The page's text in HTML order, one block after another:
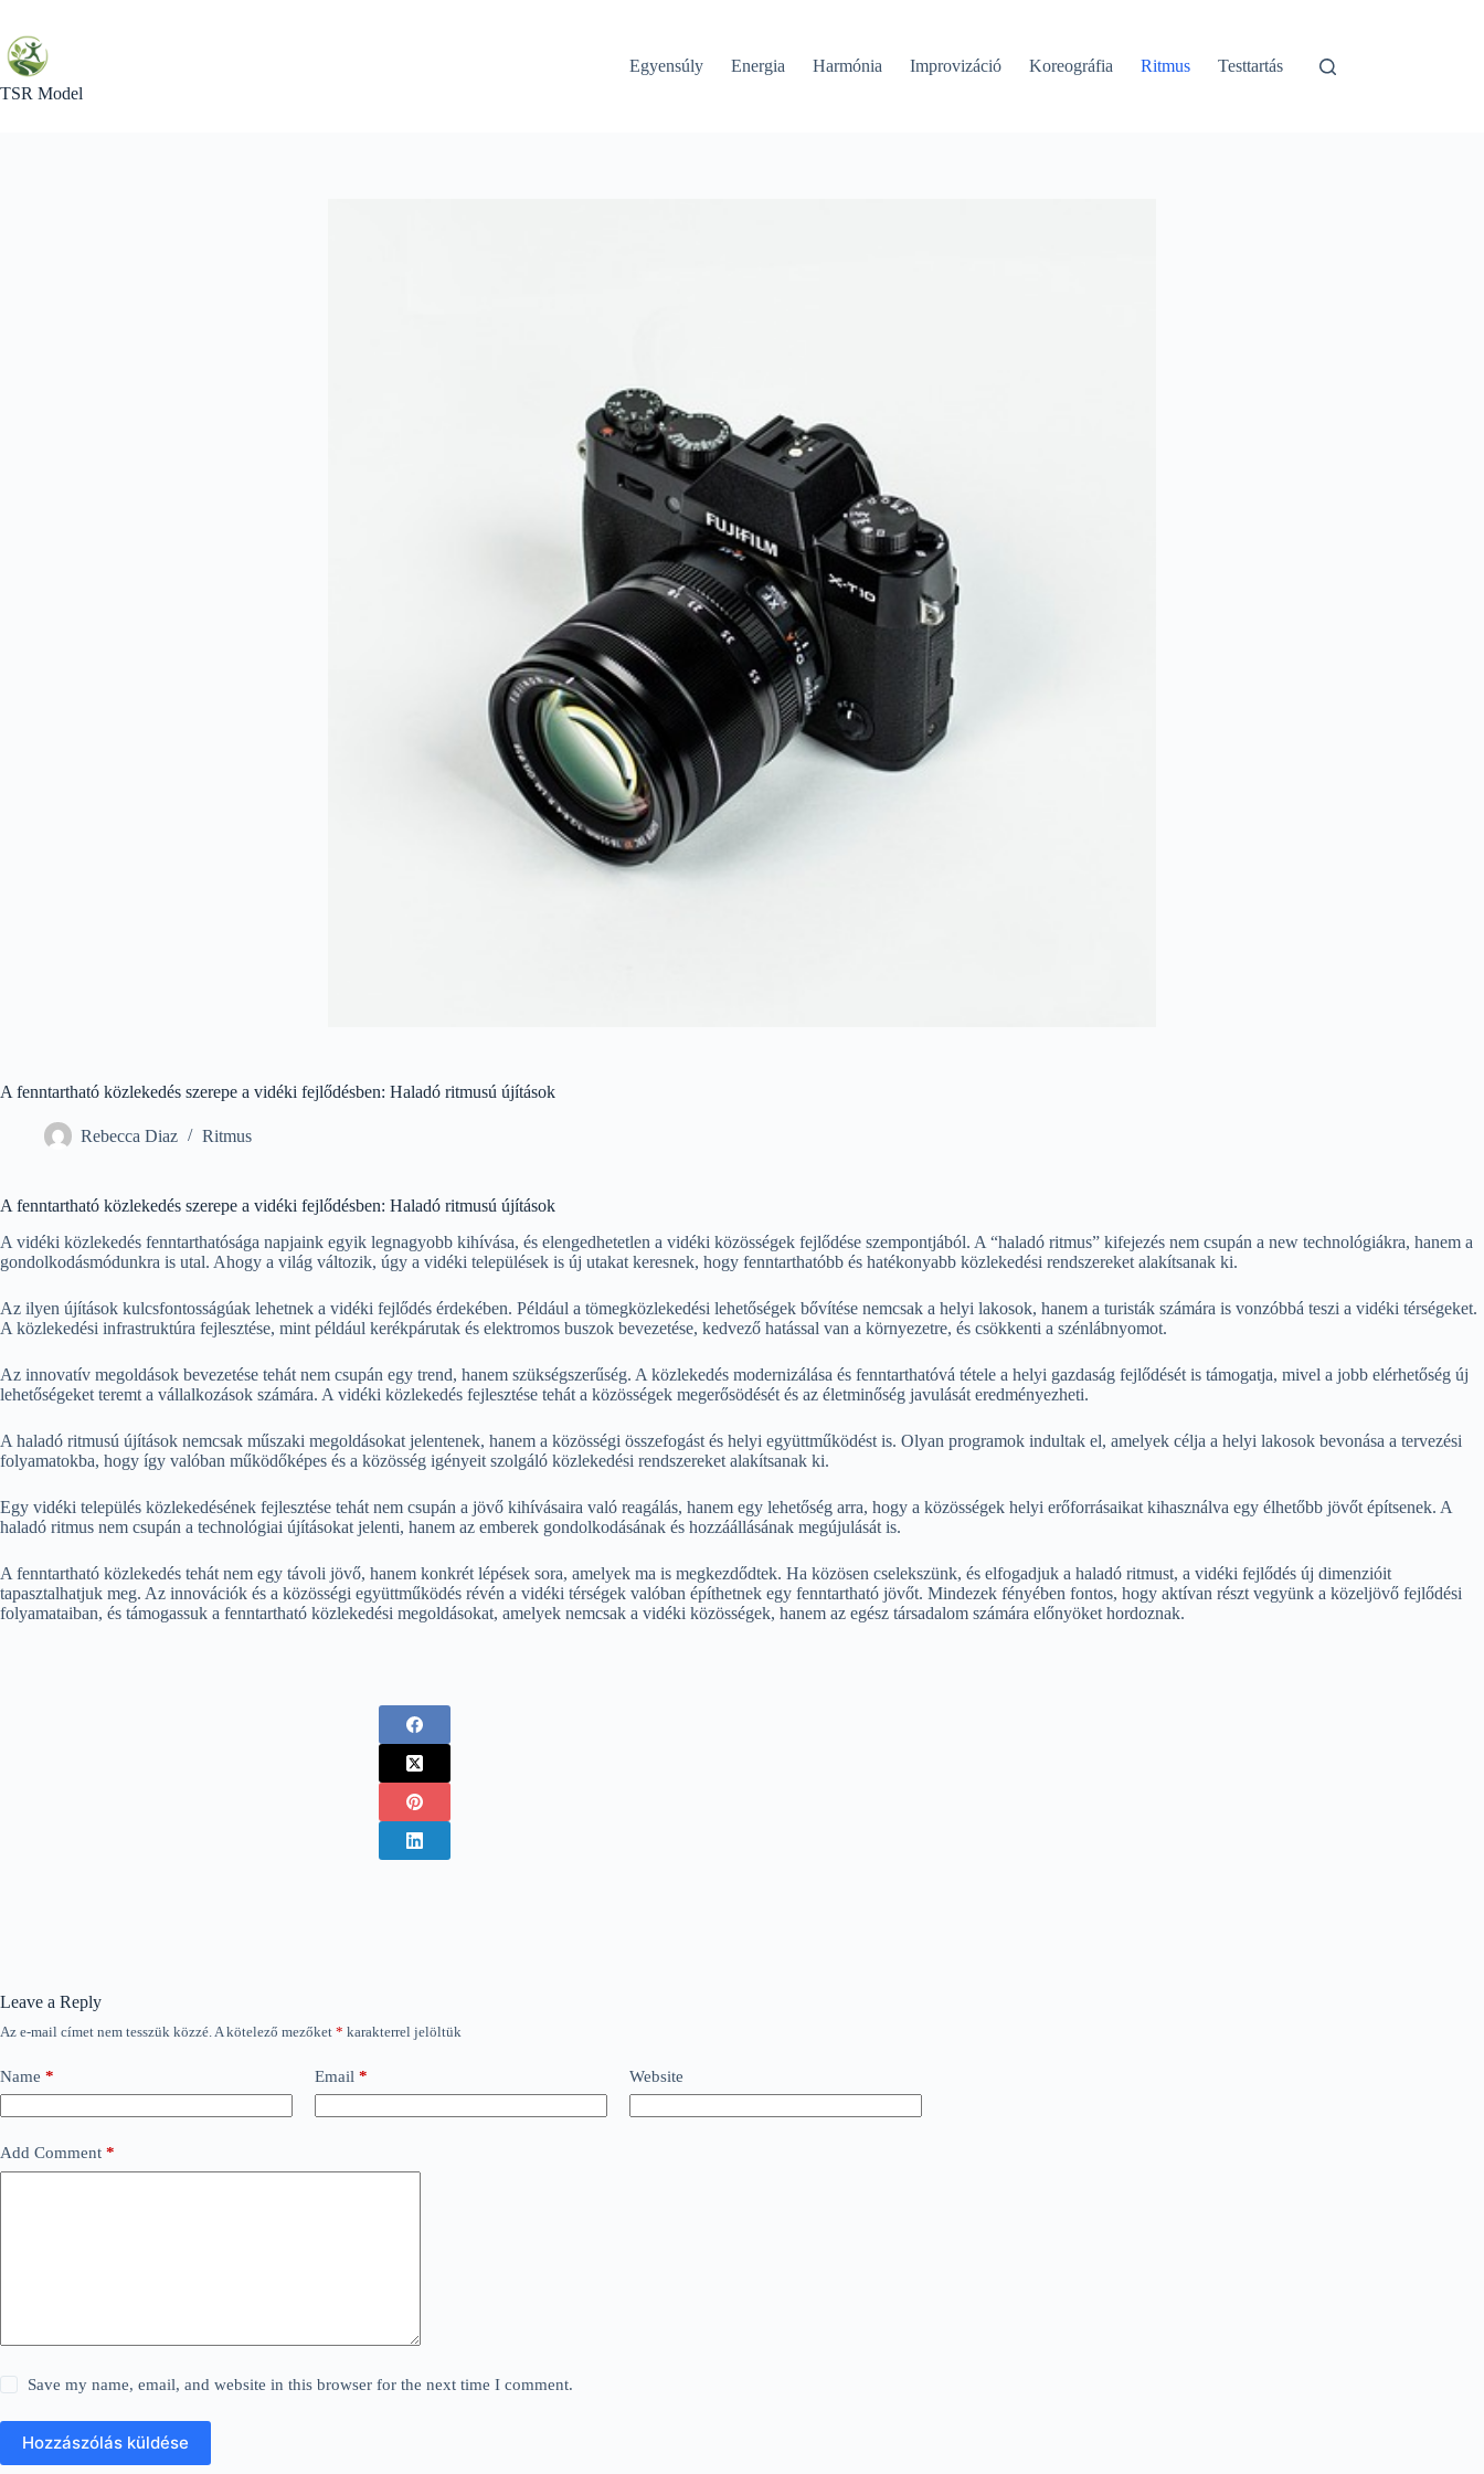
content
TSR Model
Egyensúly Energia Harmónia Improvizáció Koreográfia Ritmus Testtartás
A fenntartható közlekedés szerepe a vidéki fejlődésben: Haladó ritmusú újítások
Rebecca Diaz Ritmus
A fenntartható közlekedés szerepe a vidéki fejlődésben: Haladó ritmusú újítások
A vidéki közlekedés fenntarthatósága napjaink egyik legnagyobb kihívása, és elengedhetetlen a vidéki közösségek fejlődése szempontjából. A “haladó ritmus” kifejezés nem csupán a new technológiákra, hanem a
gondolkodásmódunkra is utal. Ahogy a világ változik, úgy a vidéki települések is új utakat keresnek, hogy fenntarthatóbb és hatékonyabb közlekedési rendszereket alakítsanak ki.
Az ilyen újítások kulcsfontosságúak lehetnek a vidéki fejlődés érdekében. Például a tömegközlekedési lehetőségek bővítése nemcsak a helyi lakosok, hanem a turisták számára is vonzóbbá teszi a vidéki térségeket.
A közlekedési infrastruktúra fejlesztése, mint például kerékpárutak és elektromos buszok bevezetése, kedvező hatással van a környezetre, és csökkenti a szénlábnyomot.
Az innovatív megoldások bevezetése tehát nem csupán egy trend, hanem szükségszerűség. A közlekedés modernizálása és fenntarthatóvá tétele a helyi gazdaság fejlődését is támogatja, mivel a jobb elérhetőség új
lehetőségeket teremt a vállalkozások számára. A vidéki közlekedés fejlesztése tehát a közösségek megerősödését és az életminőség javulását eredményezheti.
A haladó ritmusú újítások nemcsak műszaki megoldásokat jelentenek, hanem a közösségi összefogást és helyi együttműködést is. Olyan programok indultak el, amelyek célja a helyi lakosok bevonása a tervezési
folyamatokba, hogy így valóban működőképes és a közösség igényeit szolgáló közlekedési rendszereket alakítsanak ki.
Egy vidéki település közlekedésének fejlesztése tehát nem csupán a jövő kihívásaira való reagálás, hanem egy lehetőség arra, hogy a közösségek helyi erőforrásaikat kihasználva egy élhetőbb jövőt építsenek. A
haladó ritmus nem csupán a technológiai újításokat jelenti, hanem az emberek gondolkodásának és hozzáállásának megújulását is.
A fenntartható közlekedés tehát nem egy távoli jövő, hanem konkrét lépések sora, amelyek ma is megkezdődtek. Ha közösen cselekszünk, és elfogadjuk a haladó ritmust, a vidéki fejlődés új dimenzióit
tapasztalhatjuk meg. Az innovációk és a közösségi együttműködés révén a vidéki térségek valóban építhetnek egy fenntartható jövőt. Mindezek fényében fontos, hogy aktívan részt vegyünk a közeljövő fejlődési
folyamataiban, és támogassuk a fenntartható közlekedési megoldásokat, amelyek nemcsak a vidéki közösségek, hanem az egész társadalom számára előnyöket hordoznak.
Leave a Reply
Az e-mail címet nem tesszük közzé. A kötelező mezőket * karakterrel jelöltük
Name * Email * Website
Add Comment *
Save my name, email, and website in this browser for the next time I comment.
Hozzászólás küldése